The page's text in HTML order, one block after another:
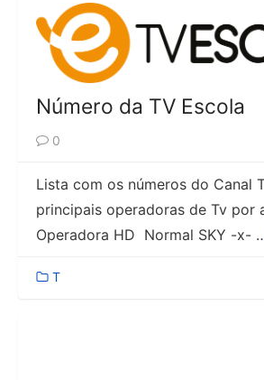
Número da TV Escola
0
Lista com os números do Canal
principais operadoras de Tv por
Operadora HD Normal SKY -x-
T